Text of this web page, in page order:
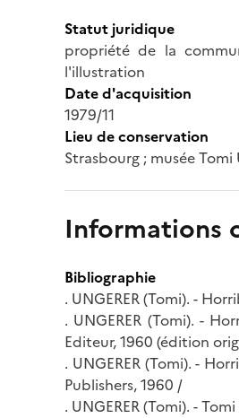
Statut juridique
propriété de la
l'illustration
Date d'acquisition
1979/11
Lieu de conservation
Strasbourg ; musée Tomi
Informations
Bibliographie
. UNGERER (Tomi). -
. UNGERER (Tomi). -
Editeur, 1960 (édition
. UNGERER (Tomi). -
Publishers, 1960 /
. UNGERER (Tomi). -